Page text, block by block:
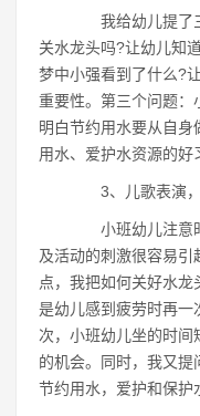
我给幼儿提了三
关水龙头吗?让幼儿知
梦中小强看到了什么?
重要性。第三个问题：
明白节约用水要从自
用水、爱护水资源的好
3、儿歌表演，
小班幼儿注意时
及活动的刺激很容易
点，我把如何关好水
是幼儿感到疲劳时再一
次，小班幼儿坐的时
的机会。同时，我又提
节约用水，爱护和保护